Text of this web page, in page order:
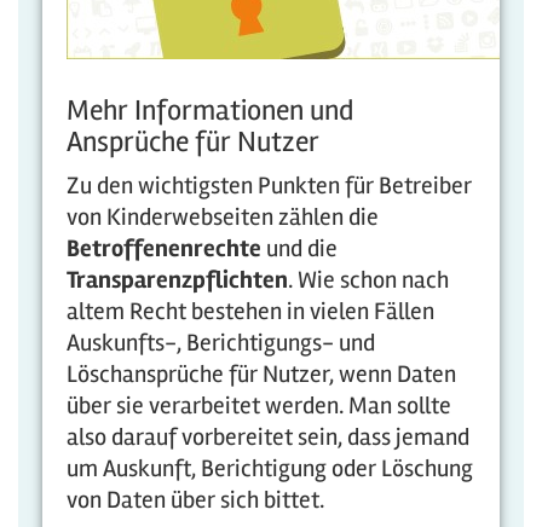
Mehr Informationen und
Ansprüche für Nutzer
Zu den wichtigsten Punkten für Betreiber
von Kinderwebseiten zählen die
Betroffenenrechte und die
Transparenzpflichten. Wie schon nach
altem Recht bestehen in vielen Fällen
Auskunfts-, Berichtigungs- und
Löschansprüche für Nutzer, wenn Daten
über sie verarbeitet werden. Man sollte
also darauf vorbereitet sein, dass jemand
um Auskunft, Berichtigung oder Löschung
von Daten über sich bittet.